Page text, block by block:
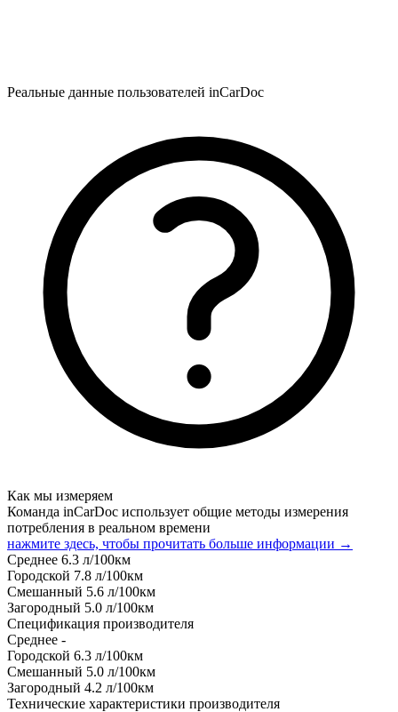
Реальные данные пользователей inCarDoc
Как мы измеряем
Команда inCarDoc использует общие методы измерения
потребления в реальном времени
нажмите здесь, чтобы прочитать больше информации →
Среднее 6.3 л/100км
Городской 7.8 л/100км
Смешанный 5.6 л/100км
Загородный 5.0 л/100км
Спецификация производителя
Среднее -
Городской 6.3 л/100км
Смешанный 5.0 л/100км
Загородный 4.2 л/100км
Технические характеристики производителя